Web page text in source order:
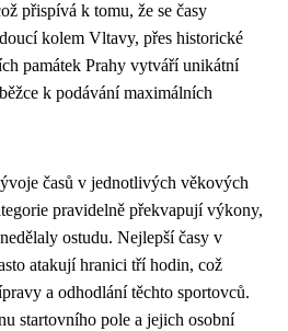
přispívá k tomu, že se časy
kolem Vltavy, přes historické
památek Prahy vytváří unikátní
k podávání maximálních
časů v jednotlivých věkových
pravidelně překvapují výkony,
ostudu. Nejlepší časy v
atakují hranici tří hodin, což
a odhodlání těchto sportovců.
startovního pole a jejich osobní